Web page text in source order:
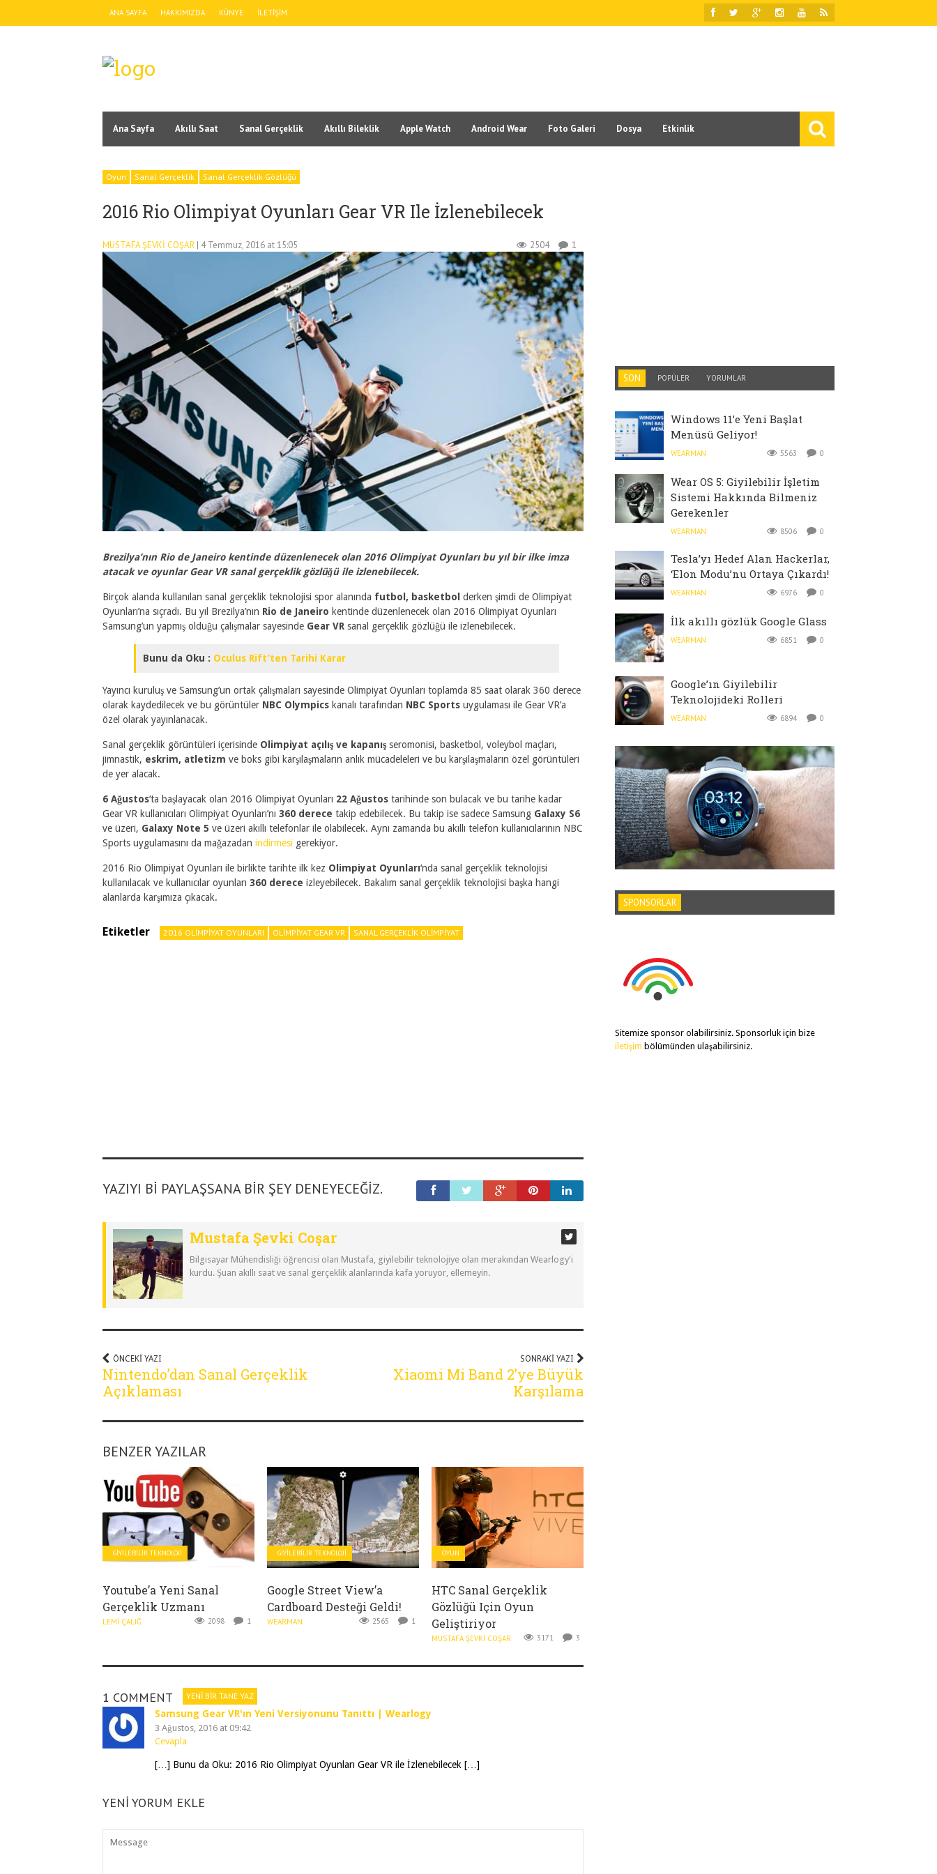
ANA SAYFA HAKKIMIZDA KÜNYE İLETIŞIM
Ana Sayfa Akıllı Saat Sanal Gerçeklik Akıllı Bileklik Apple Watch Android Wear Foto Galeri Dosya Etkinlik
Oyun Sanal Gerçeklik Sanal Gerçeklik Gözlüğü
2016 Rio Olimpiyat Oyunları Gear VR Ile İzlenebilecek
MUSTAFA ŞEVKI COŞAR | 4 Temmuz, 2016 at 15:05 2504 1
Brezilya’nın Rio de Janeiro kentinde düzenlenecek olan 2016 Olimpiyat Oyunları bu yıl bir ilke imza
atacak ve oyunlar Gear VR sanal gerçeklik gözlüğü ile izlenebilecek.
Birçok alanda kullanılan sanal gerçeklik teknolojisi spor alanında futbol, basketbol derken şimdi de Olimpiyat
Oyunları’na sıçradı. Bu yıl Brezilya’nın Rio de Janeiro kentinde düzenlenecek olan 2016 Olimpiyat Oyunları
Samsung’un yapmış olduğu çalışmalar sayesinde Gear VR sanal gerçeklik gözlüğü ile izlenebilecek.
Bunu da Oku : Oculus Rift’ten Tarihi Karar
Yayıncı kuruluş ve Samsung’un ortak çalışmaları sayesinde Olimpiyat Oyunları toplamda 85 saat olarak 360 derece
olarak kaydedilecek ve bu görüntüler NBC Olympics kanalı tarafından NBC Sports uygulaması ile Gear VR’a
özel olarak yayınlanacak.
Sanal gerçeklik görüntüleri içerisinde Olimpiyat açılış ve kapanış seromonisi, basketbol, voleybol maçları,
jimnastik, eskrim, atletizm ve boks gibi karşılaşmaların anlık mücadeleleri ve bu karşılaşmaların özel görüntüleri
de yer alacak.
6 Ağustos‘ta başlayacak olan 2016 Olimpiyat Oyunları 22 Ağustos tarihinde son bulacak ve bu tarihe kadar
Gear VR kullanıcıları Olimpiyat Oyunları’nı 360 derece takip edebilecek. Bu takip ise sadece Samsung Galaxy S6
ve üzeri, Galaxy Note 5 ve üzeri akıllı telefonlar ile olabilecek. Aynı zamanda bu akıllı telefon kullanıcılarının NBC
Sports uygulamasını da mağazadan indirmesi gerekiyor.
2016 Rio Olimpiyat Oyunları ile birlikte tarihte ilk kez Olimpiyat Oyunları‘nda sanal gerçeklik teknolojisi
kullanılacak ve kullanıcılar oyunları 360 derece izleyebilecek. Bakalım sanal gerçeklik teknolojisi başka hangi
alanlarda karşımıza çıkacak.
Etiketler 2016 OLIMPIYAT OYUNLARI OLIMPIYAT GEAR VR SANAL GERÇEKLIK OLIMPIYAT
YAZIYI BI PAYLAŞSANA BIR ŞEY DENEYECEĞIZ.
Mustafa Şevki Coşar
Bilgisayar Mühendisliği öğrencisi olan Mustafa, giyilebilir teknolojiye olan merakından Wearlogy'i
kurdu. Şuan akıllı saat ve sanal gerçeklik alanlarında kafa yoruyor, ellemeyin.
ÖNCEKI YAZI
Nintendo’dan Sanal Gerçeklik
Açıklaması
SONRAKI YAZI
Xiaomi Mi Band 2’ye Büyük
Karşılama
BENZER YAZILAR
GIYILEBILIR TEKNOLOJI
Youtube’a Yeni Sanal
Gerçeklik Uzmanı
LEMI ÇALIĞ 2098 1
GIYILEBILIR TEKNOLOJI
Google Street View’a
Cardboard Desteği Geldi!
WEARMAN 2565 1
OYUN
HTC Sanal Gerçeklik
Gözlüğü Için Oyun
Geliştiriyor
MUSTAFA ŞEVKI COŞAR 3171 3
1 COMMENT YENI BIR TANE YAZ
Samsung Gear VR'ın Yeni Versiyonunu Tanıttı | Wearlogy
3 Ağustos, 2016 at 09:42
Cevapla
[…] Bunu da Oku: 2016 Rio Olimpiyat Oyunları Gear VR ile İzlenebilecek […]
YENI YORUM EKLE
SON POPÜLER YORUMLAR
Windows 11’e Yeni Başlat
Menüsü Geliyor!
WEARMAN 5563 0
Wear OS 5: Giyilebilir İşletim
Sistemi Hakkında Bilmeniz
Gerekenler
WEARMAN 8506 0
Tesla’yı Hedef Alan Hackerlar,
‘Elon Modu’nu Ortaya Çıkardı!
WEARMAN 6976 0
İlk akıllı gözlük Google Glass
WEARMAN 6851 0
Google’ın Giyilebilir
Teknolojideki Rolleri
WEARMAN 6894 0
SPONSORLAR
Sitemize sponsor olabilirsiniz. Sponsorluk için bize
iletişim bölümünden ulaşabilirsiniz.